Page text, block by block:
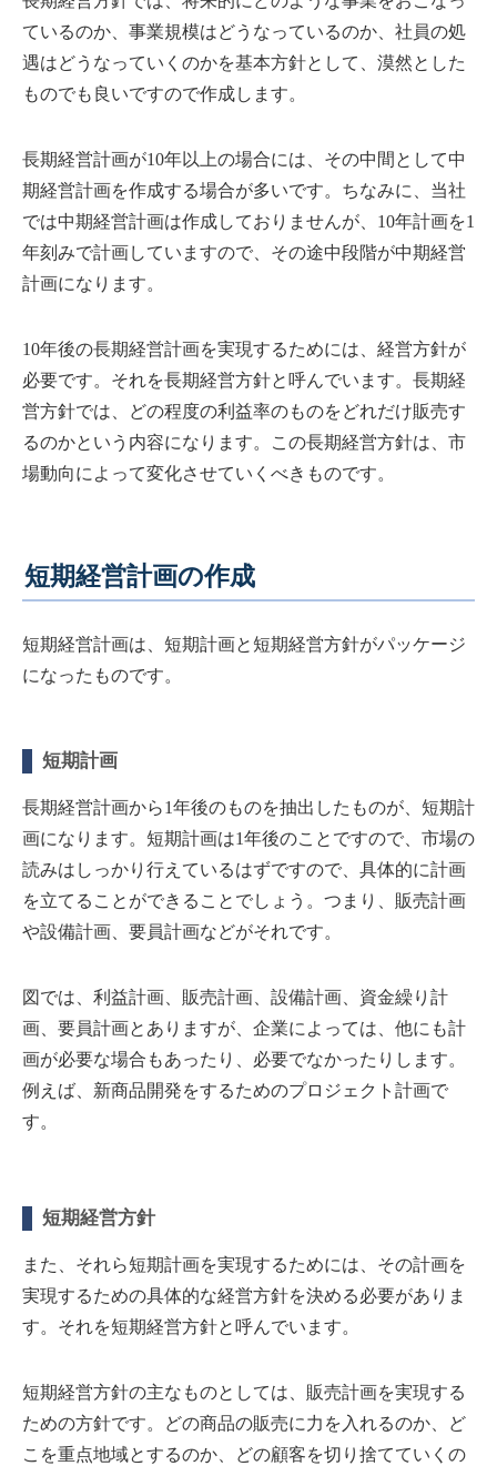
ているのか、事業規模はどうなっているのか、社員の処
遇はどうなっていくのかを基本方針として、漠然とした
ものでも良いですので作成します。
長期経営計画が10年以上の場合には、その中間として中
期経営計画を作成する場合が多いです。ちなみに、当社
では中期経営計画は作成しておりませんが、10年計画を1
年刻みで計画していますので、その途中段階が中期経営
計画になります。
10年後の長期経営計画を実現するためには、経営方針が
必要です。それを長期経営方針と呼んでいます。長期経
営方針では、どの程度の利益率のものをどれだけ販売す
るのかという内容になります。この長期経営方針は、市
場動向によって変化させていくべきものです。
短期経営計画の作成
短期経営計画は、短期計画と短期経営方針がパッケージ
になったものです。
短期計画
長期経営計画から1年後のものを抽出したものが、短期計
画になります。短期計画は1年後のことですので、市場の
読みはしっかり行えているはずですので、具体的に計画
を立てることができることでしょう。つまり、販売計画
や設備計画、要員計画などがそれです。
図では、利益計画、販売計画、設備計画、資金繰り計
画、要員計画とありますが、企業によっては、他にも計
画が必要な場合もあったり、必要でなかったりします。
例えば、新商品開発をするためのプロジェクト計画で
す。
短期経営方針
また、それら短期計画を実現するためには、その計画を
実現するための具体的な経営方針を決める必要がありま
す。それを短期経営方針と呼んでいます。
短期経営方針の主なものとしては、販売計画を実現する
ための方針です。どの商品の販売に力を入れるのか、ど
こを重点地域とするのか、どの顧客を切り捨てていくの